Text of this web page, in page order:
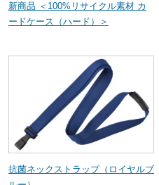
新商品 ＜100%リサイクル素材 カ
ードケース（ハード）＞
抗菌ネックストラップ（ロイヤルブ